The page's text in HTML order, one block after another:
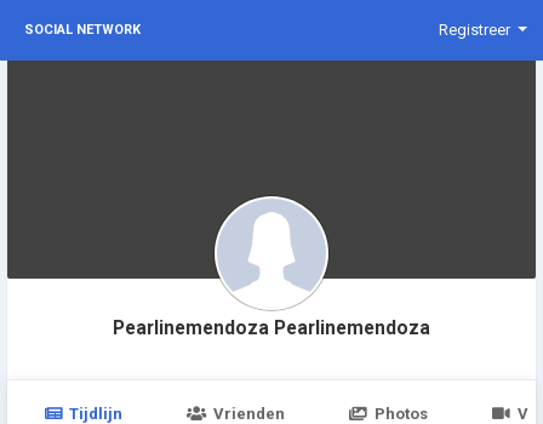
SOCIAL NETWORK Registreer
Pearlinemendoza Pearlinemendoza
Tijdlijn Vrienden Photos